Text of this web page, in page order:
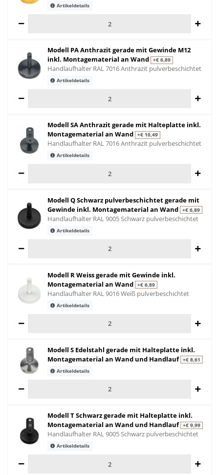
Artikeldetails
Modell PA Anthrazit gerade mit Gewinde M12
inkl. Montagematerial an Wand +€ 6,89
Handlaufhalter RAL 7016 Anthrazit pulverbeschichtet
Artikeldetails
Modell SA Anthrazit gerade mit Halteplatte inkl.
Montagematerial an Wand +€ 10,49
Handlaufhalter RAL 7016 Anthrazit pulverbeschichtet
Artikeldetails
Modell Q Schwarz pulverbeschichtet gerade mit
Gewinde inkl. Montagematerial an Wand +€ 6,89
Handlaufhalter RAL 9005 Schwarz pulverbeschichtet
Artikeldetails
Modell R Weiss gerade mit Gewinde inkl.
Montagematerial an Wand +€ 6,89
Handlaufhalter RAL 9016 Weiß pulverbeschichtet
Artikeldetails
Modell S Edelstahl gerade mit Halteplatte inkl.
Montagematerial an Wand und Handlauf +€ 8,61
Artikeldetails
Modell T Schwarz gerade mit Halteplatte inkl.
Montagematerial an Wand und Handlauf +€ 9,99
Handlaufhalter RAL 9005 Schwarz pulverbeschichtet
Artikeldetails